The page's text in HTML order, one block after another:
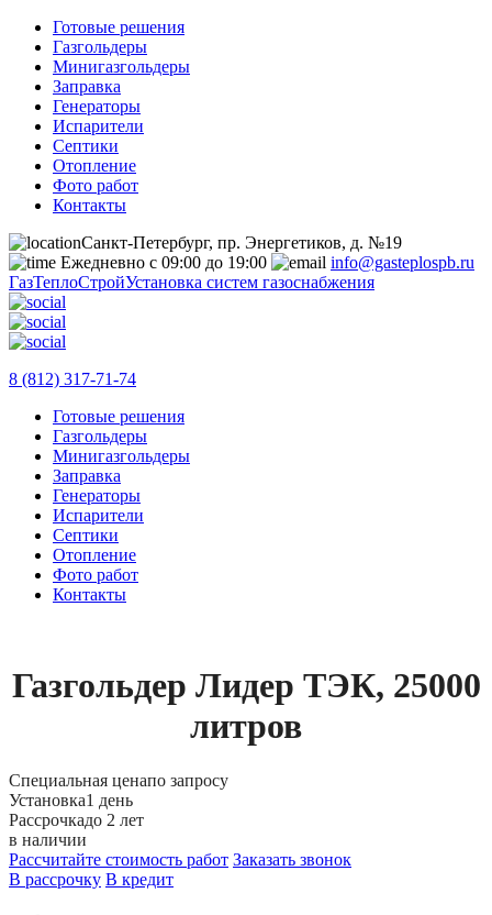
Готовые решения
Газгольдеры
Минигазгольдеры
Заправка
Генераторы
Испарители
Септики
Отопление
Фото работ
Контакты
Санкт-Петербург, пр. Энергетиков, д. №19
Ежедневно с 09:00 до 19:00
info@gasteplospb.ru
ГазТеплоСтройУстановка систем газоснабжения
8 (812) 317-71-74
Готовые решения
Газгольдеры
Минигазгольдеры
Заправка
Генераторы
Испарители
Септики
Отопление
Фото работ
Контакты
Газгольдер Лидер ТЭК, 25000
литров
Специальная ценапо запросу
Установка1 день
Рассрочкадо 2 лет
в наличии
Рассчитайте стоимость работ Заказать звонок
В рассрочку В кредит